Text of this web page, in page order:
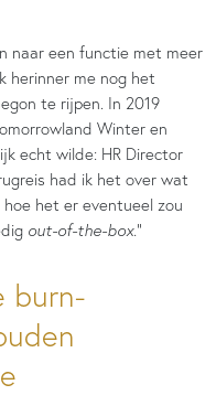
naar een functie met meer
herinner me nog het
te rijpen. In 2019
Winter en
echt wilde: HR Director
had ik het over wat
het er eventueel zou
out-of-the-box.”
burn-